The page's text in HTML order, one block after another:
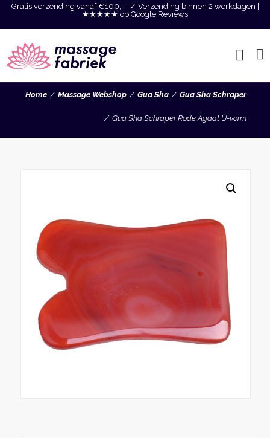
Gratis verzending vanaf €100,- | ✓ Verzending binnen 2 werkdagen |
★★★★★ op Google Reviews
Home Massage Webshop Gua Sha Gua Sha Schraper
Gua Sha Schraper Rode Agaat U-vorm